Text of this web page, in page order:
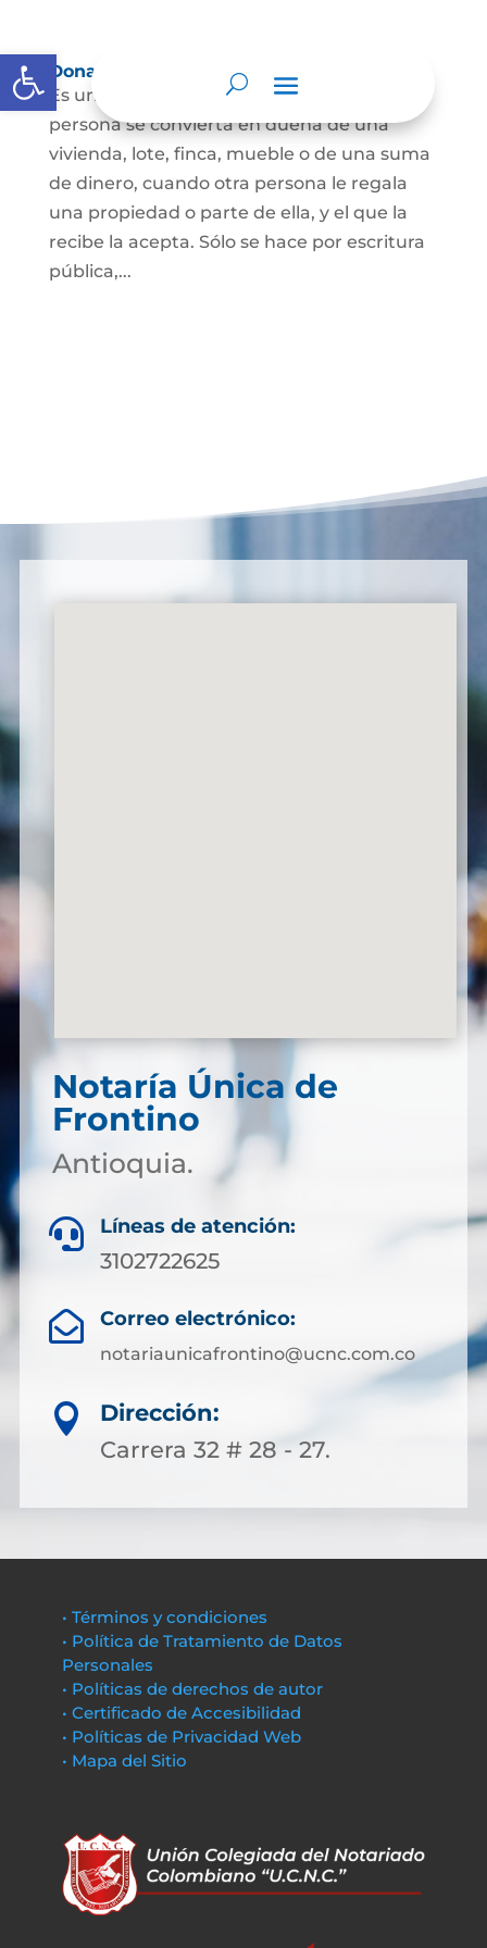
Abrir barra de herramientas
Donación
Es uno de los contratos cuyo fin es que una
persona se convierta en dueña de una
vivienda, lote, finca, mueble o de una suma
de dinero, cuando otra persona le regala
una propiedad o parte de ella, y el que la
recibe la acepta. Sólo se hace por escritura
pública,...
Notaría Única de
Frontino
Antioquia.
 Líneas de atención:
3102722625
 Correo electrónico:
notariaunicafrontino@ucnc.com.co

Dirección:
Carrera 32 # 28 - 27.
• Términos y condiciones
• Política de Tratamiento de Datos
Personales
• Políticas de derechos de autor
• Certificado de Accesibilidad
• Políticas de Privacidad Web
• Mapa del Sitio